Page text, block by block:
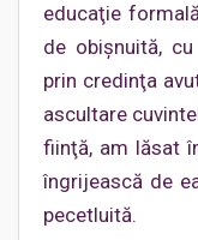
educaţie
de obişnuită,
prin credinţa
ascultare
fiinţă, am lăsat
îngrijească de
pecetluită.